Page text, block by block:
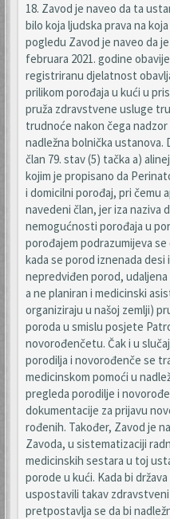
18. Zavod je naveo da ta
bilo koja ljudska prava na
pogledu Zavod je naveo da
februara 2021. godine
registriranu djelatnost
prilikom porođaja u kući u
pruža zdravstvene usluge
trudnoće nakon čega
nadležna bolnička ustanova.
član 79. stav (5) tačka a)
kojim je propisano da
i domicilni porođaj, pri čemu
navedeni član, jer iza naziva
nemogućnosti porođaja u
porođajem podrazumijeva
kada se porod iznenada
nepredviđen porod,
a ne planiran i medicinski
organiziraju u našoj zemlji)
poroda u smislu posjete
novorođenčetu. Čak i u
porodilja i novorođenče se
medicinskom pomoći u
pregleda porodilje i
dokumentacije za prijavu
rođenih. Također, Zavod je
Zavoda, u sistematizaciji
medicinskih sestara u toj
porode u kući. Kada bi
uspostavili takav
pretpostavlja se da bi